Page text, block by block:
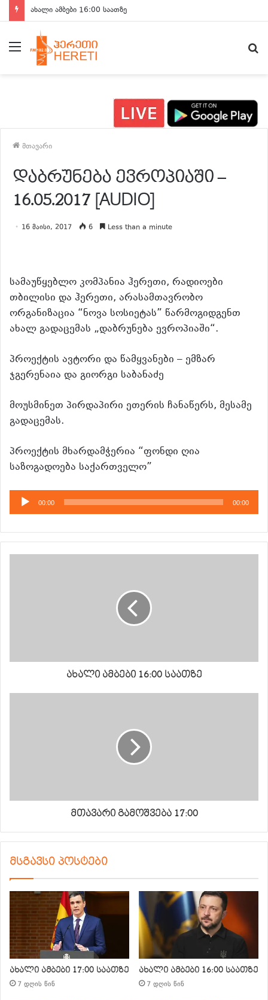
ახალი ამბები 16:00 საათზე
მენიუ
მთავარი
დაბრუნება ევროპიაში –
16.05.2017 [AUDIO]
16 მაისი, 2017 6 Less than a minute
სამაუწყებლო კომპანია ჰერეთი, რადიოები
თბილისი და ჰერეთი, არასამთავრობო
ორგანიზაცია “ნოვა სოსიეტას” წარმოგიდგენთ
ახალ გადაცემას „დაბრუნება ევროპიაში“.
პროექტის ავტორი და წამყვანები – ემზარ
ჯგერენაია და გიორგი საბანაძე
მოუსმინეთ პირდაპირი ეთერის ჩანაწერს, მესამე
გადაცემას.
პროექტის მხარდამჭერია “ფონდი ღია
საზოგადოება საქართველო”
აუდიო
დამკვრელი
00:00 00:00
ახალი ამბები 16:00 საათზე
მთავარი გამოშვება 17:00
მსგავსი პოსტები
ახალი ამბები 17:00 საათზე
7 დღის წინ
ახალი ამბები 16:00 საათზე
7 დღის წინ